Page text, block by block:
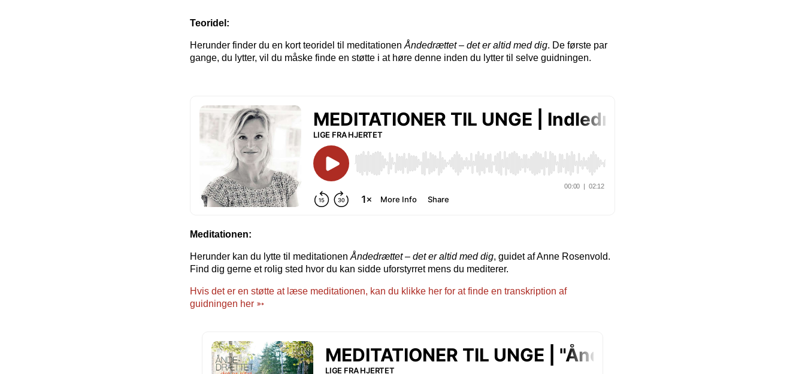
Teoridel:
Herunder finder du en kort teoridel til meditationen Åndedrættet – det er altid med dig. De første par
gange, du lytter, vil du måske finde en støtte i at høre denne inden du lytter til selve guidningen.
Meditationen:
Herunder kan du lytte til meditationen Åndedrættet – det er altid med dig, guidet af Anne Rosenvold.
Find dig gerne et rolig sted hvor du kan sidde uforstyrret mens du mediterer.
Hvis det er en støtte at læse meditationen, kan du klikke her for at finde en transkription af
guidningen her ➳